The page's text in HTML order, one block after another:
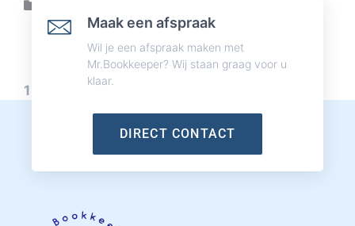
1 Volgende
Maak een afspraak
Wil je een afspraak maken met
Mr.Bookkeeper? Wij staan graag voor u
klaar.
DIRECT CONTACT